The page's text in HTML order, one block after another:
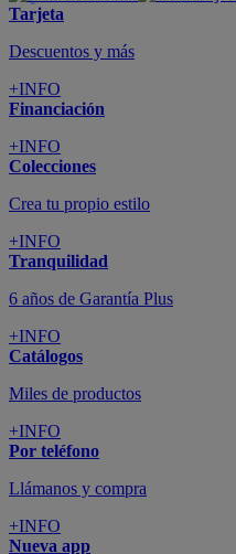
Tarjeta
Descuentos y más
+INFO
Financiación
+INFO
Colecciones
Crea tu propio estilo
+INFO
Tranquilidad
6 años de Garantía Plus
+INFO
Catálogos
Miles de productos
+INFO
Por teléfono
Llámanos y compra
+INFO
Nueva app